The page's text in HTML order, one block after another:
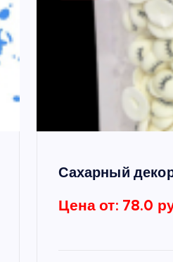
Сахарный
Цена от: 78.0